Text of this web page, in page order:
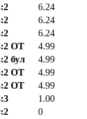
6.24
6.24
6.24
ОТ
4.99
бул
4.99
ОТ
4.99
ОТ
4.99
1.00
0